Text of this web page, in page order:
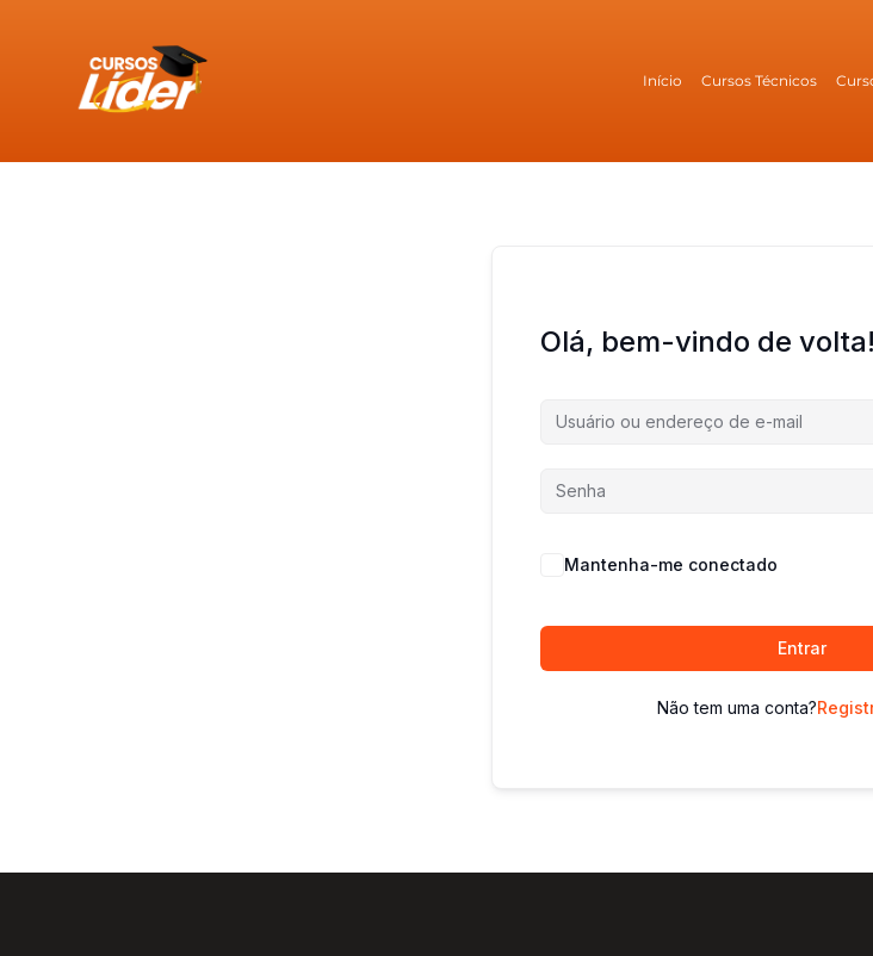
Início Cursos Técnicos
Olá, bem-vindo de volta!
Mantenha-me conectado
Entrar
Não tem uma conta?